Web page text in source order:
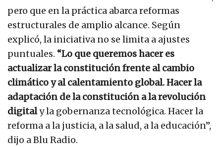
pero que en la práctica abarca reformas
estructurales de amplio alcance. Según
explicó, la iniciativa no se limita a ajustes
puntuales. “Lo que queremos hacer es
actualizar la constitución frente al cambio
climático y al calentamiento global. Hacer la
adaptación de la constitución a la revolución
digitaly la gobernanza tecnológica. Hacer la
reforma a la justicia, a la salud, a la educación”,
dijo a Blu Radio.